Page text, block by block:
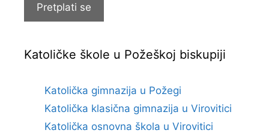
Pretplati se
Katoličke škole u Požeškoj biskupiji
Katolička gimnazija u Požegi
Katolička klasična gimnazija u Virovitici
Katolička osnovna škola u Virovitici